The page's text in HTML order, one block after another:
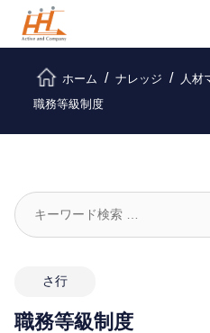
ホーム ナレッジ 人材
職務等級制度
さ行
職務等級制度